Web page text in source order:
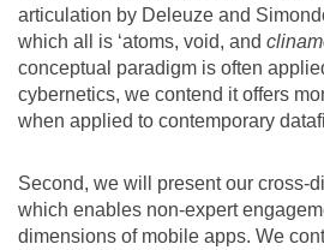
articulation by Deleuze and
which all is ‘atoms, void, and
conceptual paradigm is often
cybernetics, we contend it offers
when applied to contemporary
Second, we will present our cross-
which enables non-expert
dimensions of mobile apps. We